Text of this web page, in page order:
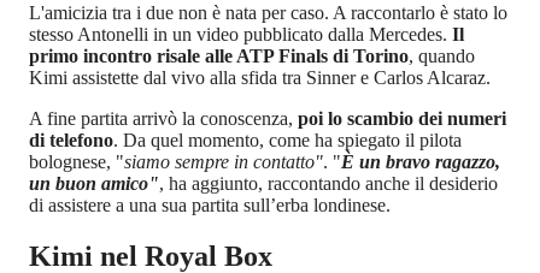
L'amicizia tra i due non è nata per caso. A raccontarlo è stato lo
stesso Antonelli in un video pubblicato dalla Mercedes. Il
primo incontro risale alle ATP Finals di Torino, quando
Kimi assistette dal vivo alla sfida tra Sinner e Carlos Alcaraz.
A fine partita arrivò la conoscenza, poi lo scambio dei numeri
di telefono. Da quel momento, come ha spiegato il pilota
bolognese, "siamo sempre in contatto". "È un bravo ragazzo,
un buon amico", ha aggiunto, raccontando anche il desiderio
di assistere a una sua partita sull’erba londinese.
Kimi nel Royal Box